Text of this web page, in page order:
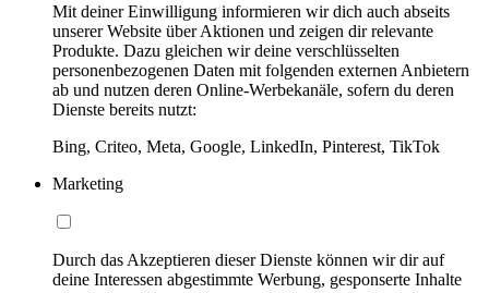
Mit deiner Einwilligung informieren wir dich auch abseits
unserer Website über Aktionen und zeigen dir relevante
Produkte. Dazu gleichen wir deine verschlüsselten
personenbezogenen Daten mit folgenden externen Anbietern
ab und nutzen deren Online-Werbekanäle, sofern du deren
Dienste bereits nutzt:
Bing, Criteo, Meta, Google, LinkedIn, Pinterest, TikTok
Marketing
Durch das Akzeptieren dieser Dienste können wir dir auf
deine Interessen abgestimmte Werbung, gesponserte Inhalte